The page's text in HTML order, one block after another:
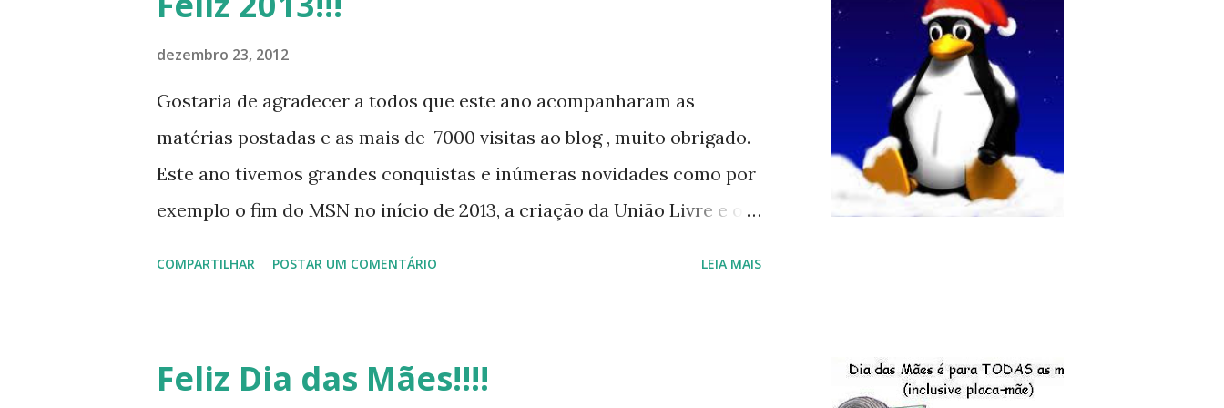
dezembro 23, 2012
Gostaria de agradecer a todos que este ano acompanharam as
matérias postadas e as mais de 7000 visitas ao blog , muito obrigado.
Este ano tivemos grandes conquistas e inúmeras novidades como por
exemplo o fim do MSN no início de 2013, a criação da União Livre e o
Latinoware, a Microsoft boicotando o Linux (como sempre), o
COMPARTILHAR POSTAR UM COMENTÁRIO LEIA MAIS
Feliz Dia das Mães!!!!